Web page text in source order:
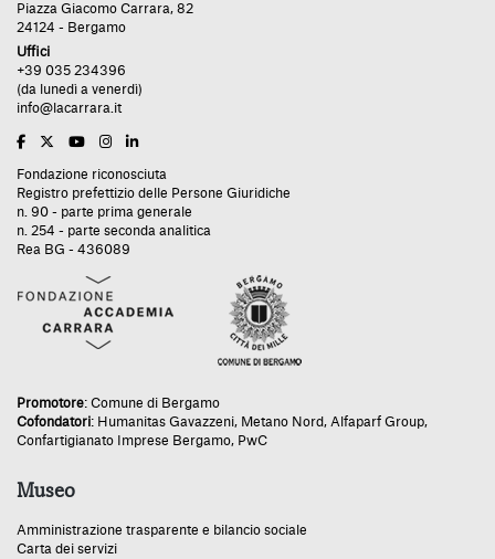
Piazza Giacomo Carrara, 82
24124 - Bergamo
Uffici
+39 035 234396
(da lunedì a venerdì)
info@lacarrara.it
Fondazione riconosciuta
Registro prefettizio delle Persone Giuridiche
n. 90 - parte prima generale
n. 254 - parte seconda analitica
Rea BG - 436089
Promotore: Comune di Bergamo
Cofondatori: Humanitas Gavazzeni, Metano Nord, Alfaparf Group,
Confartigianato Imprese Bergamo, PwC
Museo
Amministrazione trasparente e bilancio sociale
Carta dei servizi